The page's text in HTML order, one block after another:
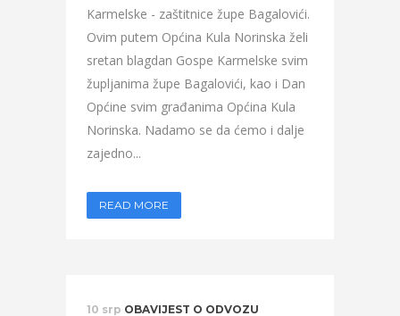
Karmelske - zaštitnice župe Bagalovići.
Ovim putem Općina Kula Norinska želi
sretan blagdan Gospe Karmelske svim
župljanima župe Bagalovići, kao i Dan
Općine svim građanima Općina Kula
Norinska. Nadamo se da ćemo i dalje
zajedno...
READ MORE
10 srp OBAVIJEST O ODVOZU